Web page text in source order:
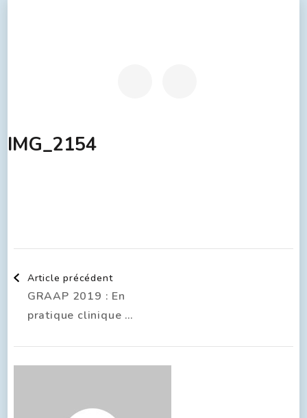
IMG_2154
Article précédent
GRAAP 2019 : En
pratique clinique …